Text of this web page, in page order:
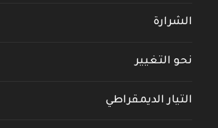
الشرارة
نحو التغيير
التيار الديمقراطي